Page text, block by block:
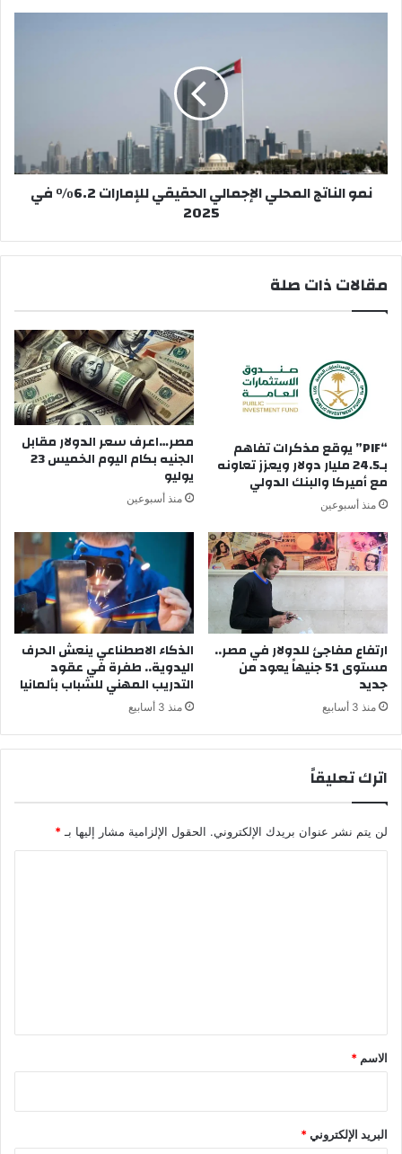
في
2025
نمو الناتج المحلي الإجمالي الحقيقي للإمارات 6.2% في
2025
مقالات ذات صلة
“PIF” يوقع مذكرات تفاهم
بـ24.5 مليار دولار ويعزز تعاونه
مع أميركا والبنك الدولي
منذ أسبوعين
مصر…اعرف سعر الدولار مقابل
الجنيه بكام اليوم الخميس 23
يوليو
منذ أسبوعين
ارتفاع مفاجئ للدولار في مصر..
مستوى 51 جنيهاً يعود من
جديد
منذ 3 أسابيع
الذكاء الاصطناعي ينعش الحرف
اليدوية.. طفرة في عقود
التدريب المهني للشباب بألمانيا
منذ 3 أسابيع
اترك تعليقاً
لن يتم نشر عنوان بريدك الإلكتروني. الحقول الإلزامية مشار إليها بـ *
*
الاسم *
البريد الإلكتروني*